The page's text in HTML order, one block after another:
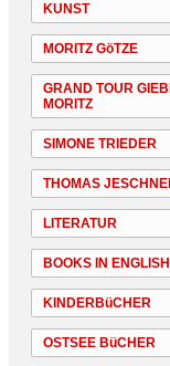
KUNST
MORITZ GöTZE
GRAND TOUR
MORITZ
SIMONE TRIEDER
THOMAS
LITERATUR
BOOKS IN ENGLISH
KINDERBüCHER
OSTSEE BüCHER